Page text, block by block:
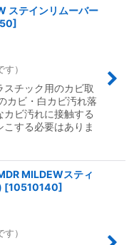
ステインリムーバー
]
）
スチック用のカビ取
カビ・白カビ汚れ落
カビ汚れに接触する
する必要はありま
MILDEWスティ
[10510140]
）